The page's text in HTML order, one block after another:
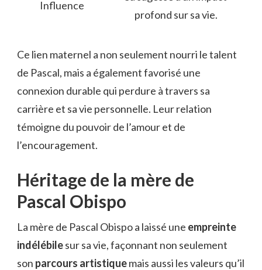
Influence
profond sur sa vie.
Ce lien maternel a non seulement nourri le talent
de Pascal, mais a également favorisé une
connexion durable qui perdure à travers sa
carrière et sa vie personnelle. Leur relation
témoigne du pouvoir de l’amour et de
l’encouragement.
Héritage de la mère de
Pascal Obispo
La mère de Pascal Obispo a laissé une empreinte
indélébilesur sa vie, façonnant non seulement
son parcours artistiquemais aussi les valeurs qu’il